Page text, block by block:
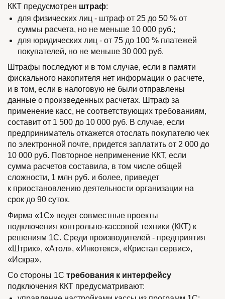
ККТ предусмотрен штраф:
для физических лиц - штраф от 25 до 50 % от
суммы расчета, но не меньше 10 000 руб.;
для юридических лиц - от 75 до 100 % платежей
покупателей, но не меньше 30 000 руб.
Штрафы последуют и в том случае, если в памяти
фискального накопителя нет информации о расчете,
и в том, если в налоговую не были отправлены
данные о произведенных расчетах. Штраф за
применение касс, не соответствующих требованиям,
составит от 1 500 до 10 000 руб. В случае, если
предприниматель откажется отослать покупателю чек
по электронной почте, придется заплатить от 2 000 до
10 000 руб. Повторное неприменение ККТ, если
сумма расчетов составила, в том числе общей
сложности, 1 млн руб. и более, приведет
к приостановлению деятельности организации на
срок до 90 суток.
Фирма «1С» ведет совместные проекты
подключения контрольно-кассовой техники (ККТ) к
решениям 1С. Среди производителей - предприятия
«Штрих», «Атол», «Инкотекс», «Кристал сервис»,
«Искра».
Со стороны 1С требования к интерфейсу
подключения ККТ предусматривают: